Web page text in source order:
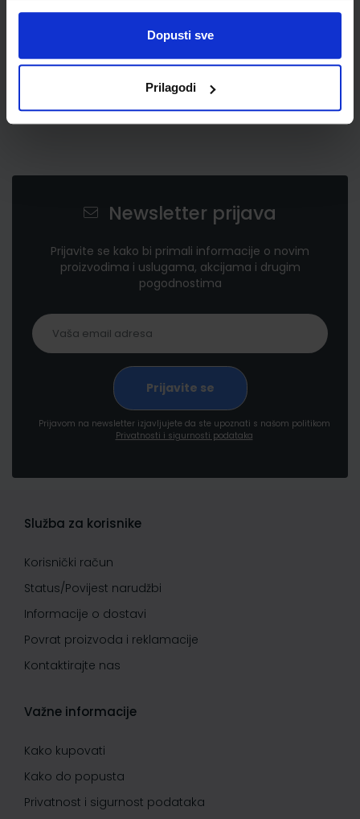
Dopusti sve
Prilagodi
Newsletter prijava
Prijavite se kako bi primali informacije o novim
proizvodima i uslugama, akcijama i drugim
pogodnostima
Prijavom na newsletter izjavljujete da ste upoznati s našom politikom
Privatnosti i sigurnosti podataka
Služba za korisnike
Korisnički račun
Status/Povijest narudžbi
Informacije o dostavi
Povrat proizvoda i reklamacije
Kontaktirajte nas
Važne informacije
Kako kupovati
Kako do popusta
Privatnost i sigurnost podataka